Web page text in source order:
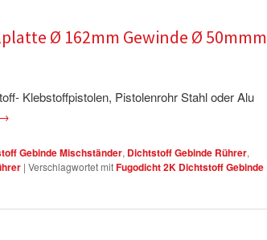
Ø 162mm Gewinde Ø 50mmm
Klebstoffpistolen, Pistolenrohr Stahl oder Alu
→
Gebinde Mischständer, Dichtstoff Gebinde Rührer,
| Verschlagwortet mitFugodicht 2K Dichtstoff Gebinde